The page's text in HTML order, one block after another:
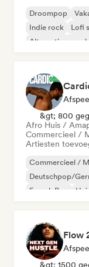
Droompop
Indie rock
Lofi
Alternatieve rock
&gt; 800
Afro Huis /
Commercieel /
Artiesten
Commercieel /
Deutschpop/
French Pop
Flow
&gt; 1500